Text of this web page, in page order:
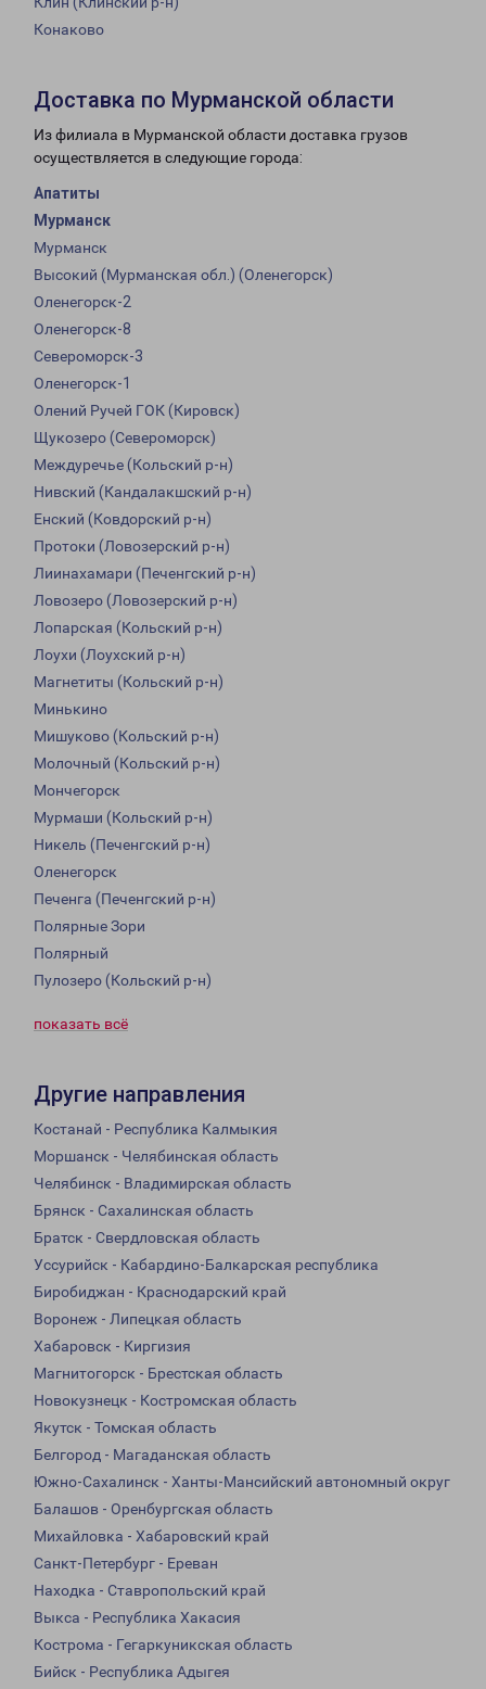
Конаково
Доставка по Мурманской области
Из филиала в Мурманской области доставка грузов
осуществляется в следующие города:
Апатиты
Мурманск
Мурманск
Высокий (Мурманская обл.) (Оленегорск)
Оленегорск-2
Оленегорск-8
Североморск-3
Оленегорск-1
Олений Ручей ГОК (Кировск)
Щукозеро (Североморск)
Междуречье (Кольский р-н)
Нивский (Кандалакшский р-н)
Енский (Ковдорский р-н)
Протоки (Ловозерский р-н)
Лиинахамари (Печенгский р-н)
Ловозеро (Ловозерский р-н)
Лопарская (Кольский р-н)
Лоухи (Лоухский р-н)
Магнетиты (Кольский р-н)
Минькино
Мишуково (Кольский р-н)
Молочный (Кольский р-н)
Мончегорск
Мурмаши (Кольский р-н)
Никель (Печенгский р-н)
Оленегорск
Печенга (Печенгский р-н)
Полярные Зори
Полярный
Пулозеро (Кольский р-н)
показать всё
Другие направления
Костанай - Республика Калмыкия
Моршанск - Челябинская область
Челябинск - Владимирская область
Брянск - Сахалинская область
Братск - Свердловская область
Уссурийск - Кабардино-Балкарская республика
Биробиджан - Краснодарский край
Воронеж - Липецкая область
Хабаровск - Киргизия
Магнитогорск - Брестская область
Новокузнецк - Костромская область
Якутск - Томская область
Белгород - Магаданская область
Южно-Сахалинск - Ханты-Мансийский автономный округ
Балашов - Оренбургская область
Михайловка - Хабаровский край
Санкт-Петербург - Ереван
Находка - Ставропольский край
Выкса - Республика Хакасия
Кострома - Гегаркуникская область
Бийск - Республика Адыгея